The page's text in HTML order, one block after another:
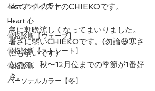
パーソナルカラー
Heart 心
骨格診断【ウェーブ】
骨格診断【ストレート】
骨格診断
パーソナルカラー【冬】
iestアイイストのCHIEKOです。
急に朝晩涼しくなってまいりました。
暑さに弱いCHIEKOです。(勿論😆寒さ
にも弱いです)
なので、秋〜12月位までの季節が1番好
き。